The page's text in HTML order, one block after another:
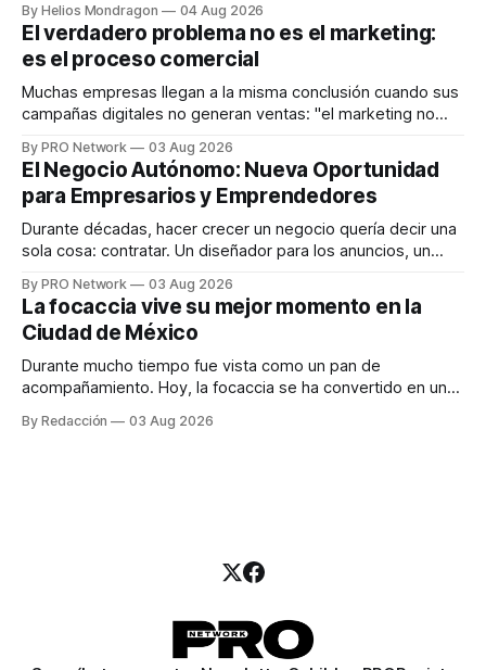
dispositivos inteligentes, inteligencia artificial y monitoreo
en tiempo real para ayudar a las personas a tomar mejores
decisiones sobre su salud metabólica. Su propuesta busca
responder
By Helios Mondragon 04 Aug 2026
El verdadero problema no es el marketing:
es el proceso comercial
Muchas empresas llegan a la misma conclusión cuando sus
campañas digitales no generan ventas: "el marketing no
INTERIUS, el problema suele estar en otro lugar. Durante
una entrevista para el podcast SER PRO, el especialista en
marketing digital explicó que
By PRO Network 03 Aug 2026
El Negocio Autónomo: Nueva Oportunidad
para Empresarios y Emprendedores
Durante décadas, hacer crecer un negocio quería decir una
sola cosa: contratar. Un diseñador para los anuncios, un
para los textos, alguien que supiera de publicidad digital
para encontrar prospectos, un vendedor para atender
llamadas y mensajes, y —con suerte— una persona
By PRO Network 03 Aug 2026
La focaccia vive su mejor momento en la
Ciudad de México
Durante mucho tiempo fue vista como un pan de
acompañamiento. Hoy, la focaccia se ha convertido en uno
artesanal, ingredientes de calidad y experiencias que
By Redacción 03 Aug 2026